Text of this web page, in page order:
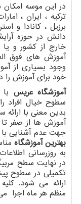
در این موسه
ترکیه ، ایران ،
برزیل ، کانادا و
دانش در حوزه
خارج از کشور و یا
آموزش های فوق
وجود بسیاری از
خود برای آموزش را
آموزشگاه عریس
سطوح خیال افراد
بدین معنی با
آموزش ها از صفر
جهت عدم آشنایی
بهترین آموزشگاه
به روزرسانی
در نهایت سطح
تکمیلی در سطوح
ارائه می شود.
منظم هر ماه اجرا